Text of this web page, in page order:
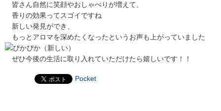
皆さん自然に笑顔やおしゃべりが増えて、
香りの効果ってスゴイですね
新しい発見ができ、
もっとアロマを深めたくなったというお声も上がっていました
ぜひ今後の生活に取り入れていただけたら嬉しいです！！
Pocket